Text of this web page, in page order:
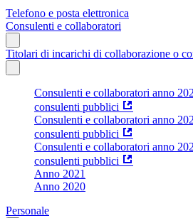
Telefono e posta elettronica
Consulenti e collaboratori
Titolari di incarichi di collaborazione o
Consulenti e collaboratori anno
consulenti pubblici
Consulenti e collaboratori anno
consulenti pubblici
Consulenti e collaboratori anno
consulenti pubblici
Anno 2021
Anno 2020
Personale